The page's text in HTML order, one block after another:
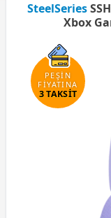
SteelSeries
Xbox
PEŞİN
FİYATINA
3 TAKSİT